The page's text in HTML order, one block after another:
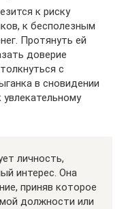
к риску
к бесполезным
Протянуть ей
доверие
с
в сновидении
увлекательному
личность,
интерес. Она
приняв которое
должности или